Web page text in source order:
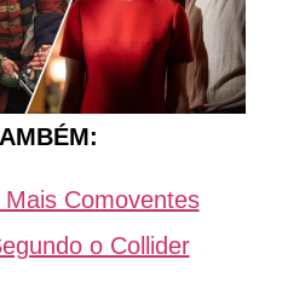
Comoventes
o Collider